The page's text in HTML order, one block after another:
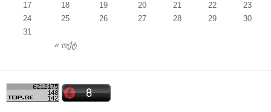
« ოქტ
17
18 19 20 21 22
23
24
25 26 27 28 29
30
31